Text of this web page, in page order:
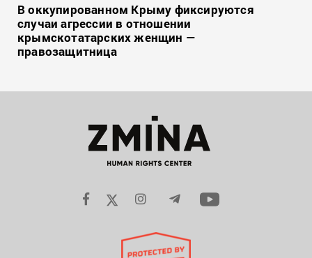
В оккупированном Крыму фиксируются
случаи агрессии в отношении
крымскотатарских женщин —
правозащитница